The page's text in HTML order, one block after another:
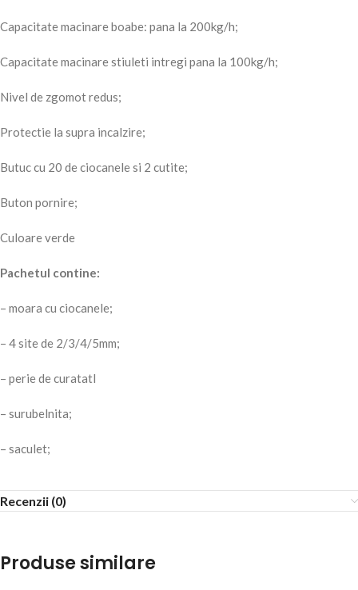
Capacitate macinare boabe: pana la 200kg/h;
Capacitate macinare stiuleti intregi pana la 100kg/h;
Nivel de zgomot redus;
Protectie la supra incalzire;
Butuc cu 20 de ciocanele si 2 cutite;
Buton pornire;
Culoare verde
Pachetul contine:
– moara cu ciocanele;
– 4 site de 2/3/4/5mm;
– perie de curatatl
– surubelnita;
– saculet;
Recenzii (0)
Produse similare